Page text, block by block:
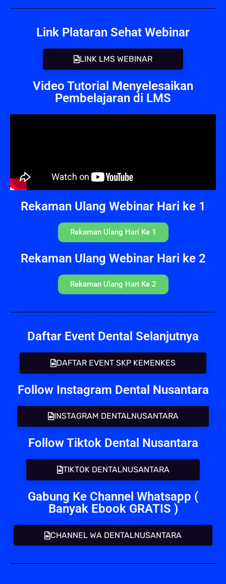
Link Plataran Sehat Webinar
LINK LMS WEBINAR
Video Tutorial Menyelesaikan
Pembelajaran di LMS
Rekaman Ulang Webinar Hari ke 1
Rekaman Ulang Hari Ke 1
Rekaman Ulang Webinar Hari ke 2
Rekaman Ulang Hari Ke 2
Daftar Event Dental Selanjutnya
DAFTAR EVENT SKP KEMENKES
Follow Instagram Dental Nusantara
INSTAGRAM DENTALNUSANTARA
Follow Tiktok Dental Nusantara
TIKTOK DENTALNUSANTARA
Gabung Ke Channel Whatsapp (
Banyak Ebook GRATIS )
CHANNEL WA DENTALNUSANTARA